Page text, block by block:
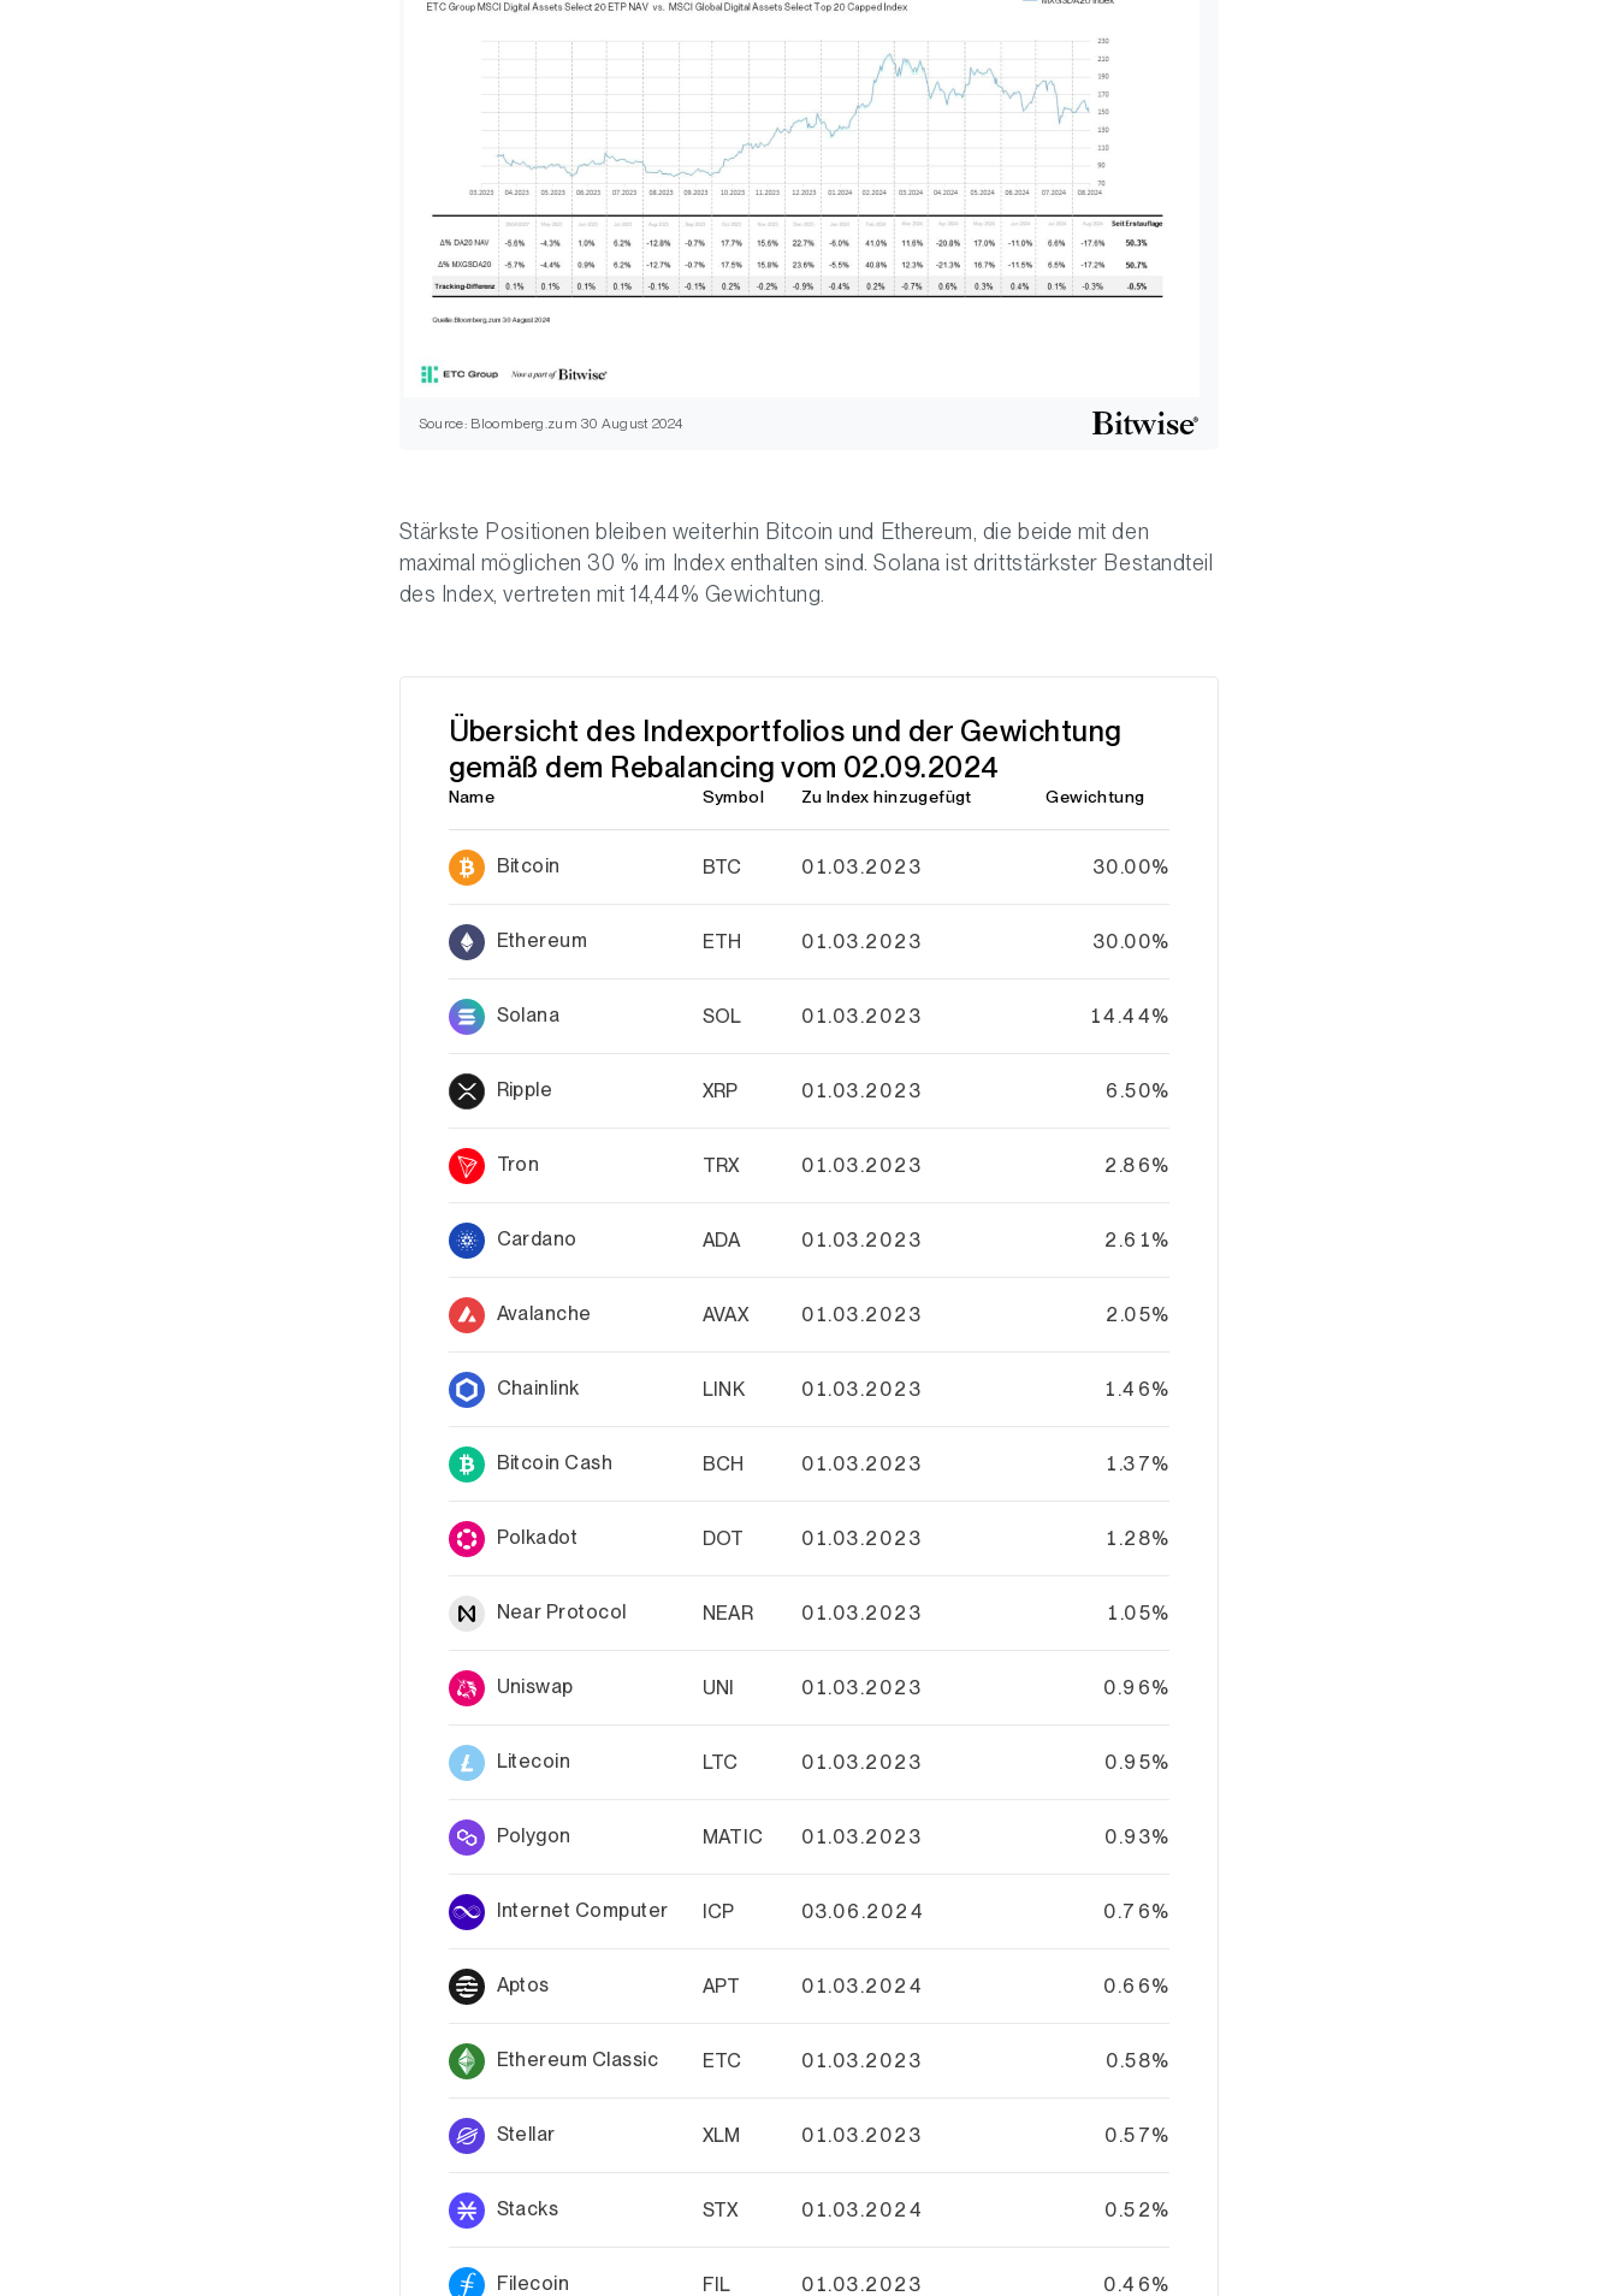
Source: Bloomberg.zum 30 August 2024
Stärkste Positionen bleiben weiterhin Bitcoin und Ethereum, die beide mit den
maximal möglichen 30 % im Index enthalten sind. Solana ist drittstärkster Bestandteil
des Index, vertreten mit 14,44% Gewichtung.
Übersicht des Indexportfolios und der Gewichtung
gemäß dem Rebalancing vom 02.09.2024
Name Symbol Zu Index hinzugefügt Gewichtung
Bitcoin BTC 01.03.2023 30.00%
Ethereum ETH 01.03.2023 30.00%
Solana SOL 01.03.2023 14.44%
Ripple XRP 01.03.2023 6.50%
Tron TRX 01.03.2023 2.86%
Cardano ADA 01.03.2023 2.61%
Avalanche AVAX 01.03.2023 2.05%
Chainlink LINK 01.03.2023 1.46%
Bitcoin Cash BCH 01.03.2023 1.37%
Polkadot DOT 01.03.2023 1.28%
Near Protocol NEAR 01.03.2023 1.05%
Uniswap UNI 01.03.2023 0.96%
Litecoin LTC 01.03.2023 0.95%
Polygon MATIC 01.03.2023 0.93%
Internet Computer ICP 03.06.2024 0.76%
Aptos APT 01.03.2024 0.66%
Ethereum Classic ETC 01.03.2023 0.58%
Stellar XLM 01.03.2023 0.57%
Stacks STX 01.03.2024 0.52%
Filecoin FIL 01.03.2023 0.46%